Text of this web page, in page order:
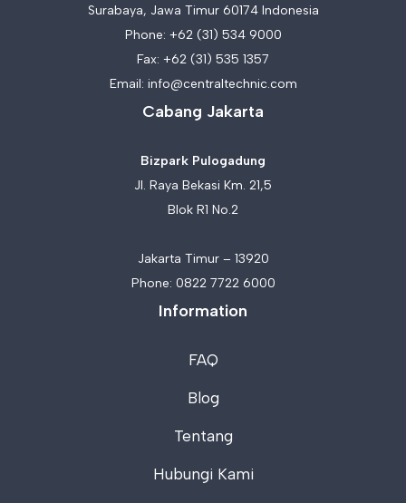
Surabaya, Jawa Timur 60174 Indonesia
Phone: +62 (31) 534 9000
Fax: +62 (31) 535 1357
Email: info@centraltechnic.com
Cabang Jakarta
Bizpark Pulogadung
Jl. Raya Bekasi Km. 21,5
Blok R1 No.2
Jakarta Timur – 13920
Phone: 0822 7722 6000
Information
FAQ
Blog
Tentang
Hubungi Kami